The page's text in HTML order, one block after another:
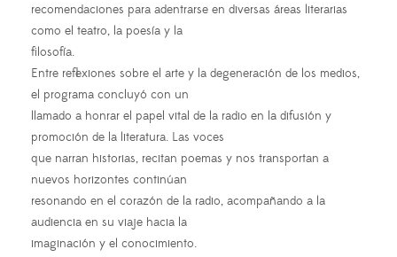
recomendaciones para adentrarse en diversas áreas literarias
como el teatro, la poesía y la
filosofía.
Entre reflexiones sobre el arte y la degeneración de los medios,
el programa concluyó con un
llamado a honrar el papel vital de la radio en la difusión y
promoción de la literatura. Las voces
que narran historias, recitan poemas y nos transportan a
nuevos horizontes continúan
resonando en el corazón de la radio, acompañando a la
audiencia en su viaje hacia la
imaginación y el conocimiento.